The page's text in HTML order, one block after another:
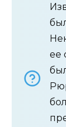
ее